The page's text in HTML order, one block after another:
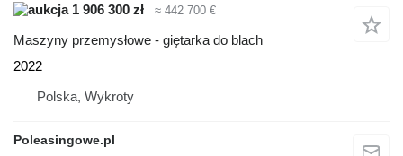
1 906 300 zł ≈ 442 700 €
Maszyny przemysłowe - giętarka do blach
2022
Polska, Wykroty
Poleasingowe.pl